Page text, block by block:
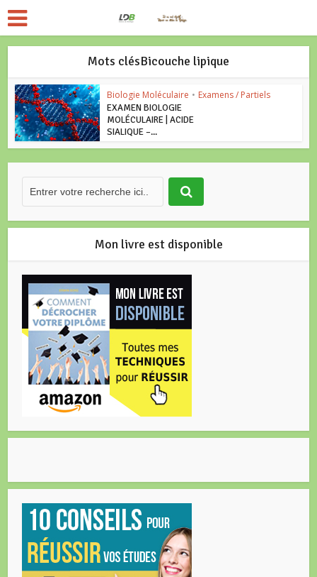
Mots clésBicouche lipique
Biologie Moléculaire • Examens / Partiels
EXAMEN BIOLOGIE
MOLÉCULAIRE | ACIDE
SIALIQUE –...
Mon livre est disponible